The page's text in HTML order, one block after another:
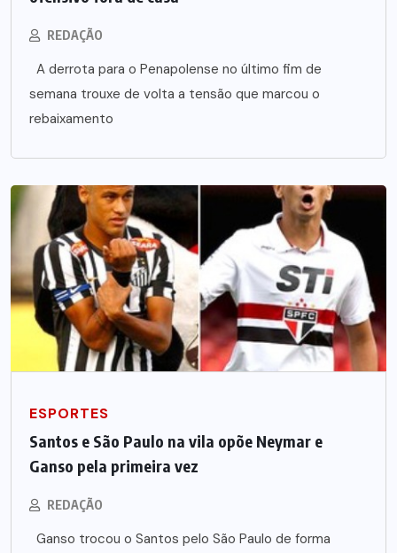
REDAÇÃO
A derrota para o Penapolense no último fim de
semana trouxe de volta a tensão que marcou o
rebaixamento
ESPORTES
Santos e São Paulo na vila opõe Neymar e
Ganso pela primeira vez
REDAÇÃO
Ganso trocou o Santos pelo São Paulo de forma